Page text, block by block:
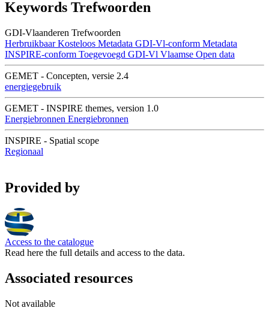
Keywords Trefwoorden
GDI-Vlaanderen Trefwoorden
Herbruikbaar Kosteloos Metadata GDI-Vl-conform Metadata
INSPIRE-conform Toegevoegd GDI-Vl Vlaamse Open data
GEMET - Concepten, versie 2.4
energiegebruik
GEMET - INSPIRE themes, version 1.0
Energiebronnen Energiebronnen
INSPIRE - Spatial scope
Regionaal
Provided by
Access to the catalogue
Read here the full details and access to the data.
Associated resources
Not available